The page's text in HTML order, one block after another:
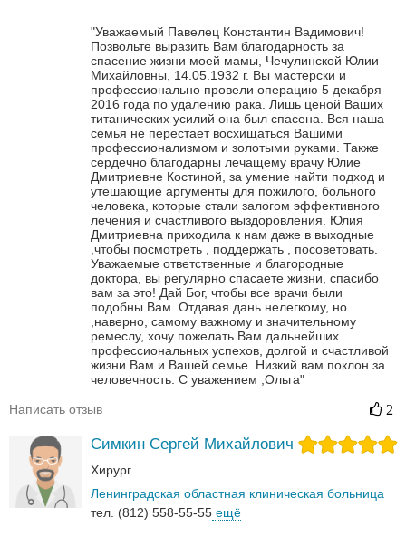
"Уважаемый Павелец Константин Вадимович!
Позвольте выразить Вам благодарность за
спасение жизни моей мамы, Чечулинской Юлии
Михайловны, 14.05.1932 г. Вы мастерски и
профессионально провели операцию 5 декабря
2016 года по удалению рака. Лишь ценой Ваших
титанических усилий она был спасена. Вся наша
семья не перестает восхищаться Вашими
профессионализмом и золотыми руками. Также
сердечно благодарны лечащему врачу Юлие
Дмитриевне Костиной, за умение найти подход и
утешающие аргументы для пожилого, больного
человека, которые стали залогом эффективного
лечения и счастливого выздоровления. Юлия
Дмитриевна приходила к нам даже в выходные
,чтобы посмотреть , поддержать , посоветовать.
Уважаемые ответственные и благородные
доктора, вы регулярно спасаете жизни, спасибо
вам за это! Дай Бог, чтобы все врачи были
подобны Вам. Отдавая дань нелегкому, но
,наверно, самому важному и значительному
ремеслу, хочу пожелать Вам дальнейших
профессиональных успехов, долгой и счастливой
жизни Вам и Вашей семье. Низкий вам поклон за
человечность. С уважением ,Ольга"
Написать отзыв 2
Симкин Сергей Михайлович
Хирург
Ленинградская областная клиническая больница
тел. (812) 558-55-55 ещё